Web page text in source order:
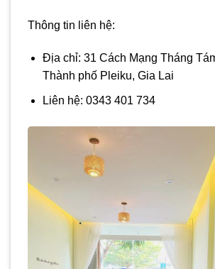
Thông tin liên hệ:
Địa chỉ: 31 Cách Mạng Tháng
Thành phố Pleiku, Gia Lai
Liên hệ: 0343 401 734